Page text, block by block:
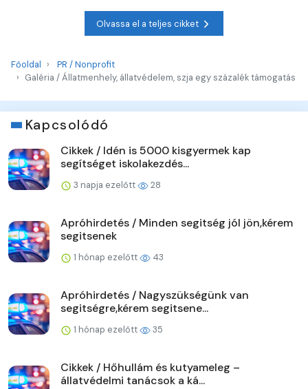
Olvassa el a teljes cikket
Főoldal
PR / Nonprofit
Galéria / Állatmenhely, állatvédelem, szja egy százalék támogatás
Kapcsolódó
Cikkek / Idén is 5000 kisgyermek kap
segítséget iskolakezdés...
3 napja ezelőtt 28
Apróhirdetés / Minden segitség jól jön,kérem
segitsenek
1 hónap ezelőtt 43
Apróhirdetés / Nagyszükségünk van
segitségre,kérem segitsene...
1 hónap ezelőtt 35
Cikkek / Hőhullám és kutyameleg –
állatvédelmi tanácsok a ká...